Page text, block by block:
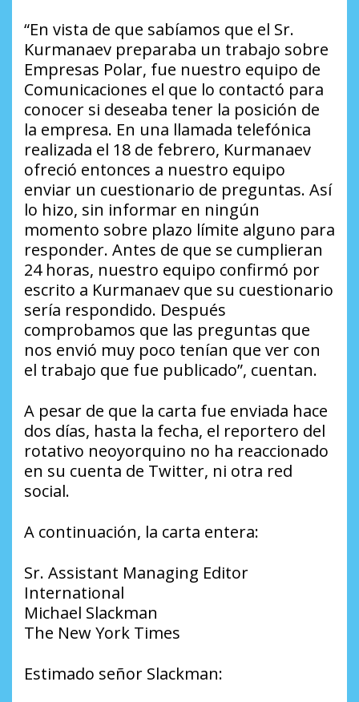
“En vista de que sabíamos que el Sr.
Kurmanaev preparaba un trabajo sobre
Empresas Polar, fue nuestro equipo de
Comunicaciones el que lo contactó para
conocer si deseaba tener la posición de
la empresa. En una llamada telefónica
realizada el 18 de febrero, Kurmanaev
ofreció entonces a nuestro equipo
enviar un cuestionario de preguntas. Así
lo hizo, sin informar en ningún
momento sobre plazo límite alguno para
responder. Antes de que se cumplieran
24 horas, nuestro equipo confirmó por
escrito a Kurmanaev que su cuestionario
sería respondido. Después
comprobamos que las preguntas que
nos envió muy poco tenían que ver con
el trabajo que fue publicado”, cuentan.
A pesar de que la carta fue enviada hace
dos días, hasta la fecha, el reportero del
rotativo neoyorquino no ha reaccionado
en su cuenta de Twitter, ni otra red
social.
A continuación, la carta entera:
Sr. Assistant Managing Editor
International
Michael Slackman
The New York Times
Estimado señor Slackman: